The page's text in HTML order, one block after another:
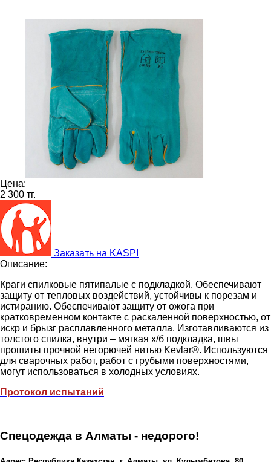
Цена:
2 300 тг.
Заказать на KASPI
Описание:
Краги спилковые пятипалые с подкладкой. Обеспечивают
защиту от тепловых воздействий, устойчивы к порезам и
истиранию. Обеспечивают защиту от ожога при
кратковременном контакте с раскаленной поверхностью, от
искр и брызг расплавленного металла. Изготавливаются из
толстого спилка, внутри – мягкая х/б подкладка, швы
прошиты прочной негорючей нитью Kevlar®. Используются
для сварочных работ, работ с грубыми поверхностями,
могут использоваться в холодных условиях.
Протокол испытаний
Спецодежда в Алматы - недорого!